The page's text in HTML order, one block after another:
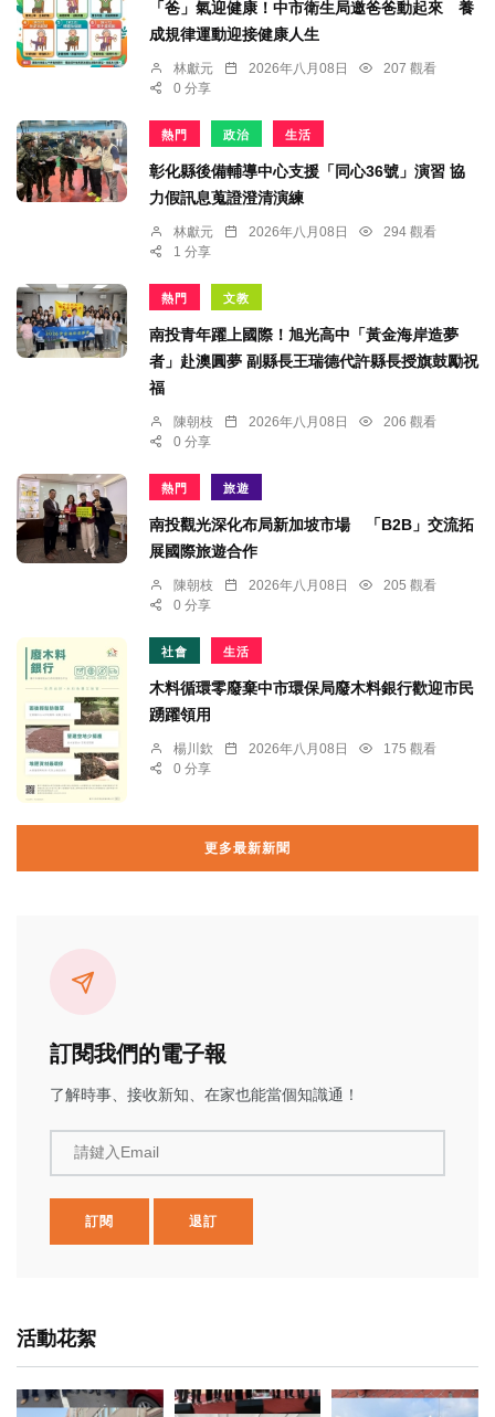
「爸」氣迎健康！中市衛生局邀爸爸動起來 養
成規律運動迎接健康人生
林獻元 2026年八月08日
207 觀看
0 分享
熱門 政治 生活
彰化縣後備輔導中心支援「同心36號」演習 協
力假訊息蒐證澄清演練
林獻元 2026年八月08日
294 觀看
1 分享
熱門 文教
南投青年躍上國際！旭光高中「黃金海岸造夢
者」赴澳圓夢 副縣長王瑞德代許縣長授旗鼓勵祝
福
陳朝枝 2026年八月08日
206 觀看
0 分享
熱門 旅遊
南投觀光深化布局新加坡市場 「B2B」交流拓
展國際旅遊合作
陳朝枝 2026年八月08日
205 觀看
0 分享
社會 生活
木料循環零廢棄中市環保局廢木料銀行歡迎市民
踴躍領用
楊川欽 2026年八月08日
175 觀看
0 分享
更多最新新聞
訂閱我們的電子報
了解時事、接收新知、在家也能當個知識通！
請鍵入Email
訂閱 退訂
活動花絮